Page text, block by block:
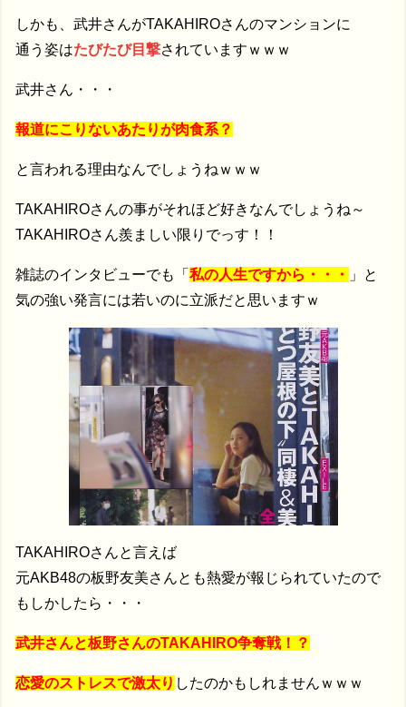
しかも、武井さんがTAKAHIROさんのマンションに
通う姿はたびたび目撃されていますｗｗｗ
武井さん・・・
報道にこりないあたりが肉食系？
と言われる理由なんでしょうねｗｗｗ
TAKAHIROさんの事がそれほど好きなんでしょうね～
TAKAHIROさん羨ましい限りでっす！！
雑誌のインタビューでも「 私の人生ですから・・・
」と
気の強い発言には若いのに立派だと思いますｗ
TAKAHIROさんと言えば
元AKB48の板野友美さんとも熱愛が報じられていたので
もしかしたら・・・
武井さんと板野さんのTAKAHIRO争奪戦！？
恋愛のストレスで激太り したのかもしれませんｗｗｗ